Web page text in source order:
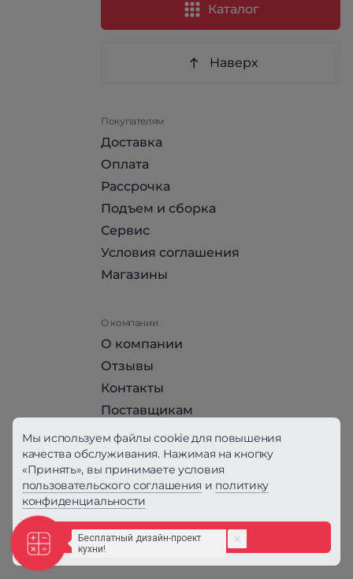
Каталог
Наверх
Покупателям
Доставка
Оплата
Рассрочка
Подъем и сборка
Сервис
Условия соглашения
Магазины
О компании
О компании
Отзывы
Контакты
Поставщикам
Стать партнером HomeHit
Политика конфиденциальности
Вся информация на сайте, за исключением
офертой, определяемой положениями ст. 437
ГК РФ
Мы используем файлы cookie для повышения
качества обслуживания. Нажимая на кнопку
«Принять», вы принимаете условия
пользовательского соглашения и политику
конфиденциальности
Принять